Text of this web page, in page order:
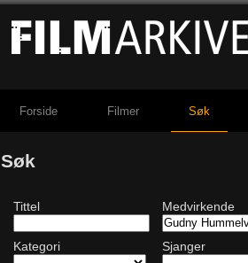
Forside Filmer Søk
Søk
Tittel Medvirkende
Kategori Sjanger